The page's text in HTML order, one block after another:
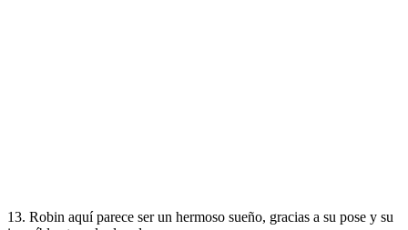
13. Robin aquí parece ser un hermoso sueño, gracias a su pose y su